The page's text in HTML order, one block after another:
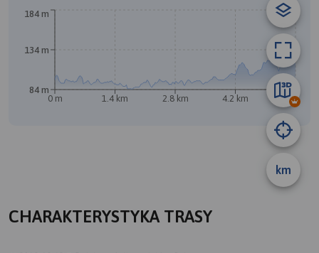
km
0 m 1.4 km 2.8 km 4.2 km 5.6 km
84 m
134 m
184 m
CHARAKTERYSTYKA TRASY